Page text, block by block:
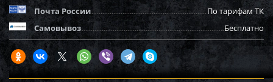
Почта России
По тарифам ТК
Самовывоз
Бесплатно